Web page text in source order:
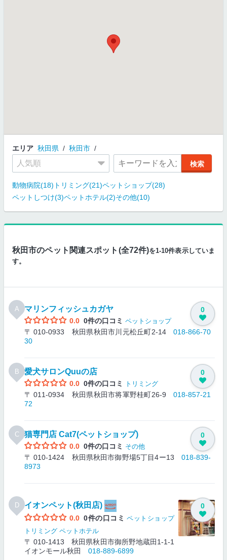
エリア 秋田県 秋田市
動物病院(18) トリミング(21)ペットショップ(28)
ペットしつけ(3)ペットホテル(2)その他(10)
秋田市のペット関連スポット(全72件)を1-10件表示していま
す。
A マリンフィッシュカガヤ
0.0 0件の口コミ ペットショップ
〒 010-0933 秋田県秋田市川元松丘町2-14 018-866-70
30
0
B 愛犬サロンQuuの店
0.0 0件の口コミ トリミング
〒 011-0934 秋田県秋田市将軍野桂町26-9 018-857-21
72
0
C 猫専門店 Cat7(ペットショップ)
0.0 0件の口コミ その他
〒 010-1424 秋田県秋田市御野場5丁目4ー13 018-839-
8973
0
D イオンペット(秋田店)
0.0 0件の口コミ ペットショップ
トリミング ペットホテル
〒 010-1413 秋田県秋田市御所野地蔵田1-1-1
イオンモール秋田 018-889-6899
0